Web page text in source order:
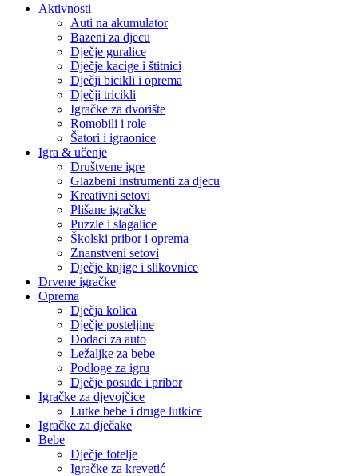
Aktivnosti
Auti na akumulator
Bazeni za djecu
Dječje guralice
Dječje kacige i štitnici
Dječji bicikli i oprema
Dječji tricikli
Igračke za dvorište
Romobili i role
Šatori i igraonice
Igra & učenje
Društvene igre
Glazbeni instrumenti za djecu
Kreativni setovi
Plišane igračke
Puzzle i slagalice
Školski pribor i oprema
Znanstveni setovi
Dječje knjige i slikovnice
Drvene igračke
Oprema
Dječja kolica
Dječje posteljine
Dodaci za auto
Ležaljke za bebe
Podloge za igru
Dječje posuđe i pribor
Igračke za djevojčice
Lutke bebe i druge lutkice
Igračke za dječake
Bebe
Dječje fotelje
Igračke za krevetić